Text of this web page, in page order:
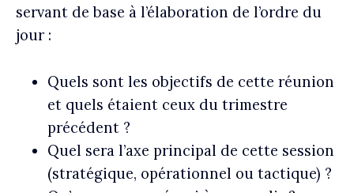
servant de base à l’élaboration de l’ordre du
jour :
Quels sont les objectifs de cette réunion
et quels étaient ceux du trimestre
précédent ?
Quel sera l’axe principal de cette session
(stratégique, opérationnel ou tactique) ?